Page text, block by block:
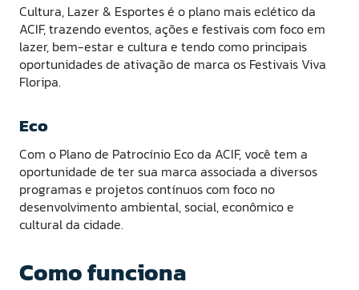
Cultura, Lazer & Esportes é o plano mais eclético da
ACIF, trazendo eventos, ações e festivais com foco em
lazer, bem-estar e cultura e tendo como principais
oportunidades de ativação de marca os Festivais Viva
Floripa.
Eco
Com o Plano de Patrocínio Eco da ACIF, você tem a
oportunidade de ter sua marca associada a diversos
programas e projetos contínuos com foco no
desenvolvimento ambiental, social, econômico e
cultural da cidade.
Como funciona